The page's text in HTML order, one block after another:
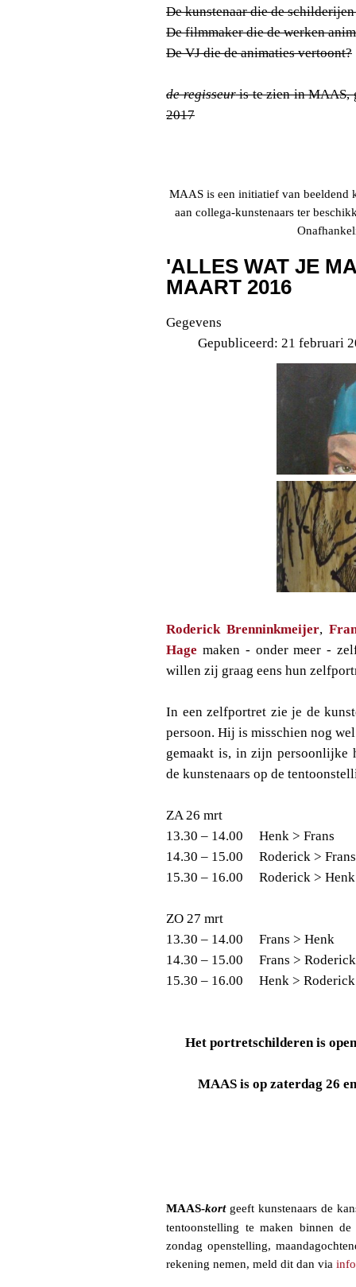
De kunstenaar die de
De filmmaker die de werken
De VJ die de animaties vertoont?
de regisseuris te zien in MAAS,
2017
MAAS is een initiatief van beeldend
aan collega-kunstenaars ter
'ALLES WAT JE
MAART 2016
Gegevens
Gepubliceerd: 21 februari
Roderick Brenninkmeijer,
Hage maken - onder meer -
willen zij graag eens hun
In een zelfportret zie je de
persoon. Hij is misschien nog
gemaakt is, in zijn persoonlijke
de kunstenaars op de
ZA 26 mrt
13.30 – 14.00
Henk > Frans
14.30 – 15.00
Roderick >
15.30 – 16.00
Roderick >
ZO 27 mrt
13.30 – 14.00
Frans > Henk
14.30 – 15.00
Frans >
15.30 – 16.00
Henk >
Het portretschilderen is
MAAS is op zaterdag 26
MAAS-kort geeft kunstenaars de
tentoonstelling te maken binnen
zondag openstelling,
rekening nemen, meld dit dan via